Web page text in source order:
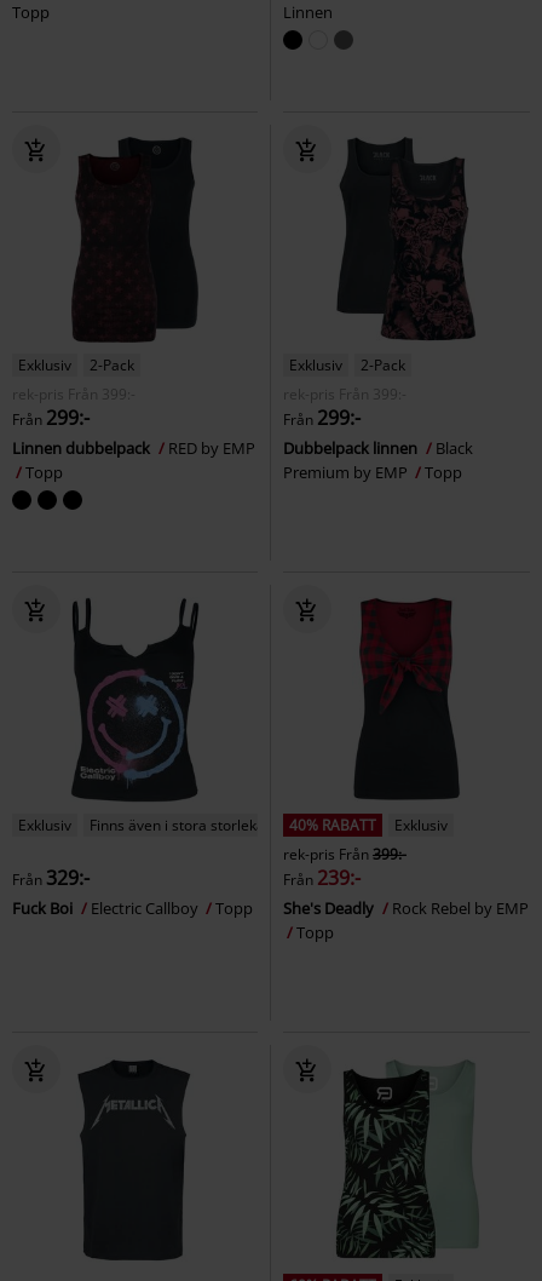
Topp
Linnen
Exklusiv
2-Pack
rek-pris
Från
399:-
Från 299:-
Linnen dubbelpack
RED by EMP
Topp
Exklusiv
2-Pack
rek-pris
Från
399:-
Från 299:-
Dubbelpack linnen
Black
Premium by EMP
Topp
Exklusiv Finns även i stora storlekar
Från 329:-
Fuck Boi Electric Callboy Topp
40% RABATT
Exklusiv
rek-pris Från399:-
Från 239:-
She's Deadly
Rock Rebel by EMP
Topp